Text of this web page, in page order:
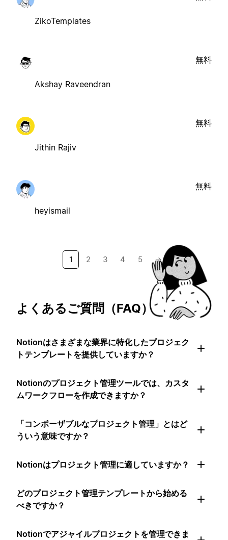
ZikoTemplates
Akshay Raveendran
無料
Jithin Rajiv
無料
heyismail
無料
1 2 3 4 5 →
よくあるご質問（FAQ）
Notionはさまざまな業界に特化したプロジェク
トテンプレートを提供していますか？
Notionのプロジェクト管理ツールでは、カスタ
ムワークフローを作成できますか？
「コンポーザブルなプロジェクト管理」とはど
ういう意味ですか？
Notionはプロジェクト管理に適していますか？
どのプロジェクト管理テンプレートから始める
べきですか？
Notionでアジャイルプロジェクトを管理できま